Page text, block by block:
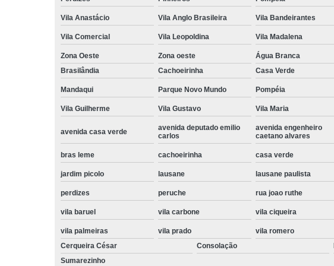
Vila Anastácio Vila Anglo Brasileira Vila Bandeirantes
Vila Comercial Vila Leopoldina Vila Madalena
Zona Oeste Zona oeste
Água Branca
Brasilândia
Cachoeirinha Casa Verde
Mandaqui Parque Novo Mundo Pompéia
Vila Guilherme Vila Gustavo Vila Maria
avenida casa verde
avenida deputado emilio
carlos
avenida engenheiro
caetano alvares
bras leme cachoeirinha casa verde
jardim picolo lausane lausane paulista
perdizes peruche rua joao ruthe
vila baruel vila carbone vila ciqueira
vila palmeiras vila prado vila romero
Cerqueira César
Consolação
Sumarezinho